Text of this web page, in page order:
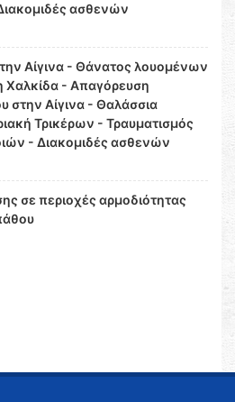
ασθενών
Αίγινα - Θάνατος λουομένων
Χαλκίδα - Απαγόρευση
στην Αίγινα - Θαλάσσια
Τρικέρων - Τραυματισμός
- Διακομιδές ασθενών
σε περιοχές αρμοδιότητας